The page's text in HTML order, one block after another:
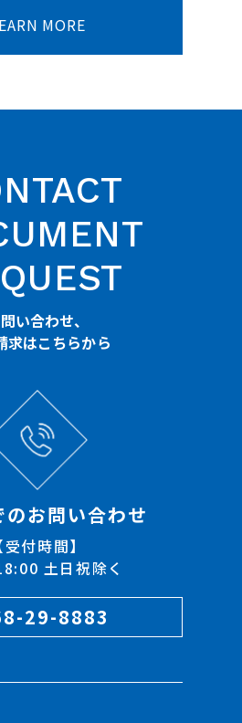
MORE
い合わせ、
求はこちらから
のお問い合わせ
受付時間】
土日祝除く
29-8883